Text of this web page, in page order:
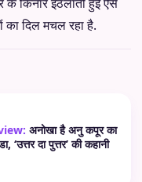
के किनारे इठलाती हुई ऐसे
का दिल मचल रहा है.
अनोखा है अनु कपूर का
दा पुत्तर’ की कहानी